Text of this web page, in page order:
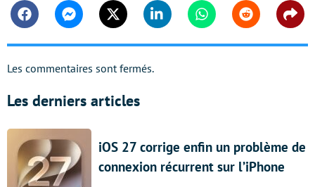
FacebookMessengerTwitter Linkedin WhatsappReddit
Les commentaires sont fermés.
Les derniers articles
iOS 27 corrige enfin un problème de
connexion récurrent sur l’iPhone